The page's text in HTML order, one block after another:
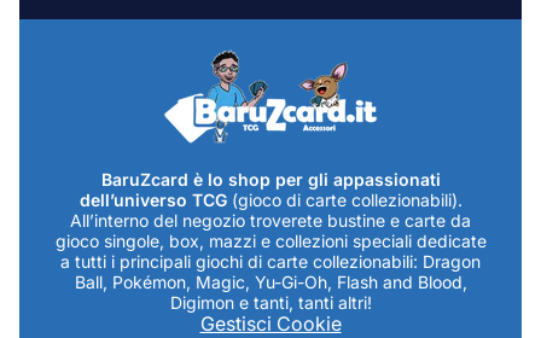
BaruZcard è lo shop per gli appassionati
dell’universo TCG (gioco di carte collezionabili).
All’interno del negozio troverete bustine e carte da
gioco singole, box, mazzi e collezioni speciali dedicate
a tutti i principali giochi di carte collezionabili: Dragon
Ball, Pokémon, Magic, Yu-Gi-Oh, Flash and Blood,
Digimon e tanti, tanti altri!
Gestisci Cookie